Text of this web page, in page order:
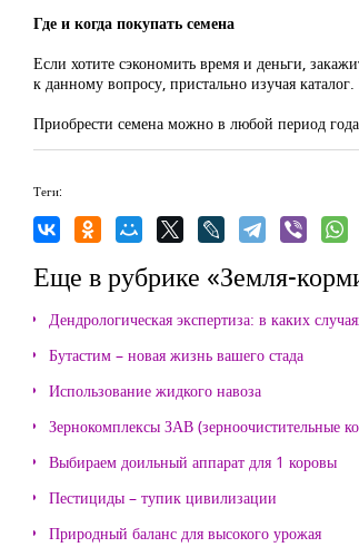
Где и когда покупать семена
Если хотите сэкономить время и деньги,
к данному вопросу, пристально изучая
Приобрести семена можно в любой период
Теги:
Еще в рубрике «Земля-
Дендрологическая экспертиза: в каких
Бутастим – новая жизнь вашего стада
Использование жидкого навоза
Зернокомплексы ЗАВ (зерноочистительные
Выбираем доильный аппарат для 1 коровы
Пестициды – тупик цивилизации
Природный баланс для высокого урожая